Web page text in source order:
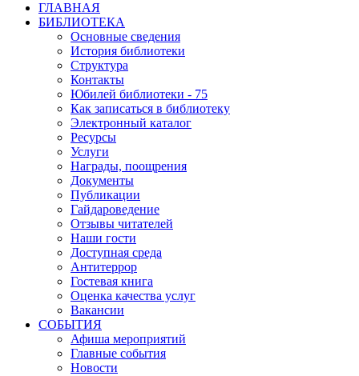
ГЛАВНАЯ
БИБЛИОТЕКА
Основные сведения
История библиотеки
Структура
Контакты
Юбилей библиотеки - 75
Как записаться в библиотеку
Электронный каталог
Ресурсы
Услуги
Награды, поощрения
Документы
Публикации
Гайдароведение
Отзывы читателей
Наши гости
Доступная среда
Антитеррор
Гостевая книга
Оценка качества услуг
Вакансии
СОБЫТИЯ
Афиша мероприятий
Главные события
Новости